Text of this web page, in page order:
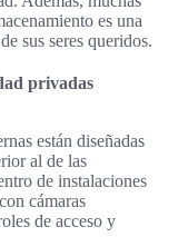
es una
sus seres queridos.
privadas
están diseñadas
al de las
de instalaciones
cámaras
de acceso y